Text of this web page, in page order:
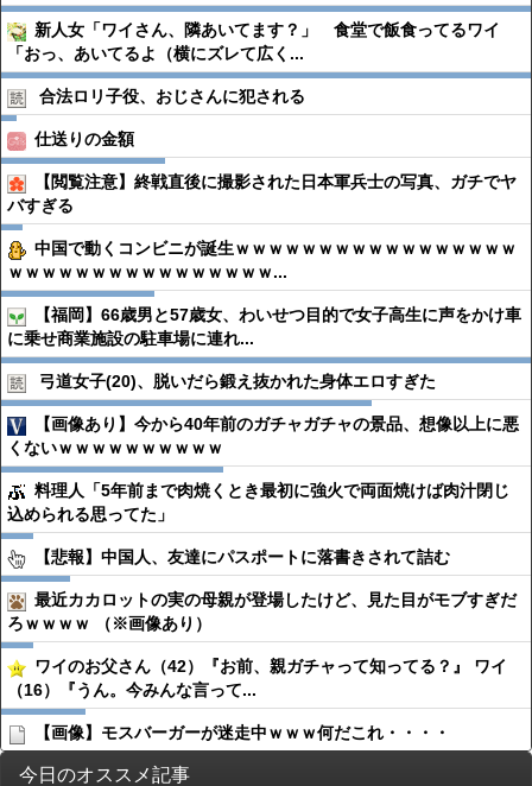
新人女「ワイさん、隣あいてます？」 食堂で飯食ってるワイ
「おっ、あいてるよ（横にズレて広く...
合法ロリ子役、おじさんに犯される
仕送りの金額
【閲覧注意】終戦直後に撮影された日本軍兵士の写真、ガチでヤ
バすぎる
中国で動くコンビニが誕生ｗｗｗｗｗｗｗｗｗｗｗｗｗｗｗｗｗ
ｗｗｗｗｗｗｗｗｗｗｗｗｗｗｗｗ...
【福岡】66歳男と57歳女、わいせつ目的で女子高生に声をかけ車
に乗せ商業施設の駐車場に連れ...
弓道女子(20)、脱いだら鍛え抜かれた身体エロすぎた
【画像あり】今から40年前のガチャガチャの景品、想像以上に悪
くないｗｗｗｗｗｗｗｗｗｗ
料理人「5年前まで肉焼くとき最初に強火で両面焼けば肉汁閉じ
込められる思ってた」
【悲報】中国人、友達にパスポートに落書きされて詰む
最近カカロットの実の母親が登場したけど、見た目がモブすぎだ
ろｗｗｗｗ （※画像あり）
ワイのお父さん（42）『お前、親ガチャって知ってる？』 ワイ
（16）『うん。今みんな言って...
【画像】モスバーガーが迷走中ｗｗｗ何だこれ・・・・
今日のオススメ記事